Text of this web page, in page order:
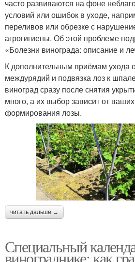
часто развиваются на фоне
условий или ошибок в уходе,
переливов или обрезке с
агрогигиены. Об этой проблеме
«Болезни винограда: описание и
К дополнительным приёмам ухода
междурядий и подвязка лоз к
виноград сразу после снятия
много, а их выбор зависит от
формирования лозы.
читать дальше →
Специальный